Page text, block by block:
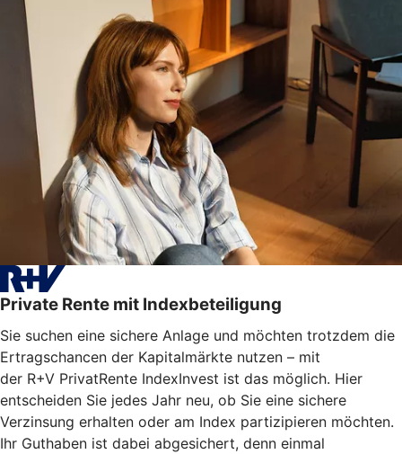
Private Rente mit Indexbeteiligung
Sie suchen eine sichere Anlage und möchten trotzdem die
Ertragschancen der Kapitalmärkte nutzen – mit
der R+V PrivatRente IndexInvest ist das möglich. Hier
entscheiden Sie jedes Jahr neu, ob Sie eine sichere
Verzinsung erhalten oder am Index partizipieren möchten.
Ihr Guthaben ist dabei abgesichert, denn einmal